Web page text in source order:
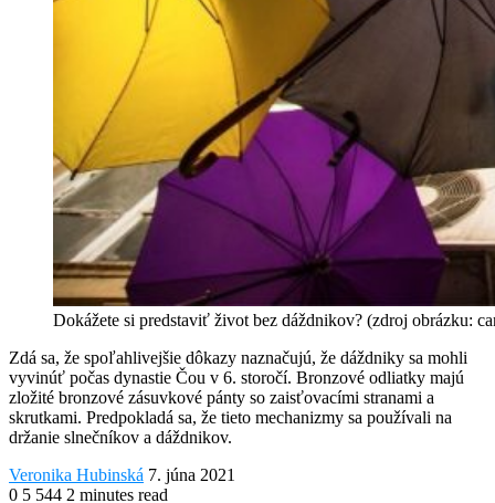
Dokážete si predstaviť život bez dáždnikov? (zdroj obrázku:
Zdá sa, že spoľahlivejšie dôkazy naznačujú, že dáždniky sa mohli
vyvinúť počas dynastie Čou v 6. storočí. Bronzové odliatky majú
zložité bronzové zásuvkové pánty so zaisťovacími stranami a
skrutkami. Predpokladá sa, že tieto mechanizmy sa používali na
držanie slnečníkov a dáždnikov.
Veronika Hubinská Send
an
7. júna 2021
0 5 544 2 minutes read